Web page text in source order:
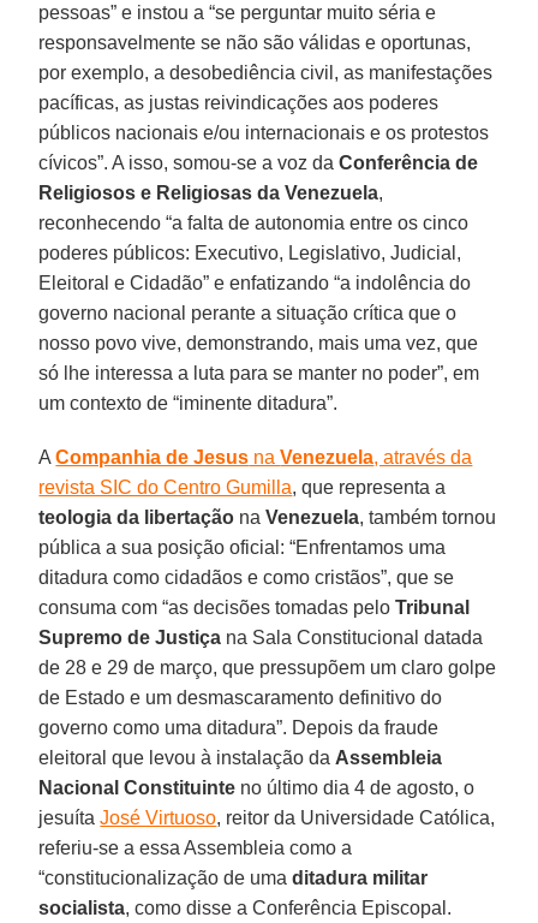
pessoas” e instou a “se perguntar muito séria e
responsavelmente se não são válidas e oportunas,
por exemplo, a desobediência civil, as manifestações
pacíficas, as justas reivindicações aos poderes
públicos nacionais e/ou internacionais e os protestos
cívicos”. A isso, somou-se a voz daConferência de
Religiosos e Religiosas da Venezuela,
reconhecendo “a falta de autonomia entre os cinco
poderes públicos: Executivo, Legislativo, Judicial,
Eleitoral e Cidadão” e enfatizando “a indolência do
governo nacional perante a situação crítica que o
nosso povo vive, demonstrando, mais uma vez, que
só lhe interessa a luta para se manter no poder”, em
um contexto de “iminente ditadura”.
ACompanhia de Jesus naVenezuela, através da
revista SIC do Centro Gumilla, que representa a
teologia da libertação naVenezuela, também tornou
pública a sua posição oficial: “Enfrentamos uma
ditadura como cidadãos e como cristãos”, que se
consuma com “as decisões tomadas peloTribunal
Supremo de Justiça na Sala Constitucional datada
de 28 e 29 de março, que pressupõem um claro golpe
de Estado e um desmascaramento definitivo do
governo como uma ditadura”. Depois da fraude
eleitoral que levou à instalação da Assembleia
Nacional Constituinte no último dia 4 de agosto, o
jesuítaJosé Virtuoso, reitor da Universidade Católica,
referiu-se a essa Assembleia como a
“constitucionalização de umaditadura militar
socialista, como disse a Conferência Episcopal.